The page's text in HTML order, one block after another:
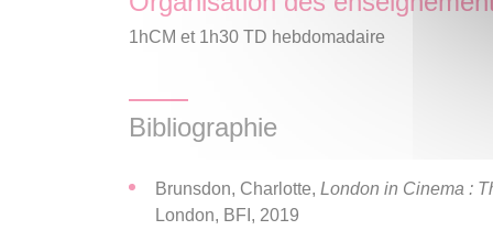
1hCM et 1h30 TD hebdomadaire
Bibliographie
Brunsdon, Charlotte, London in Cinema :
London, BFI, 2019